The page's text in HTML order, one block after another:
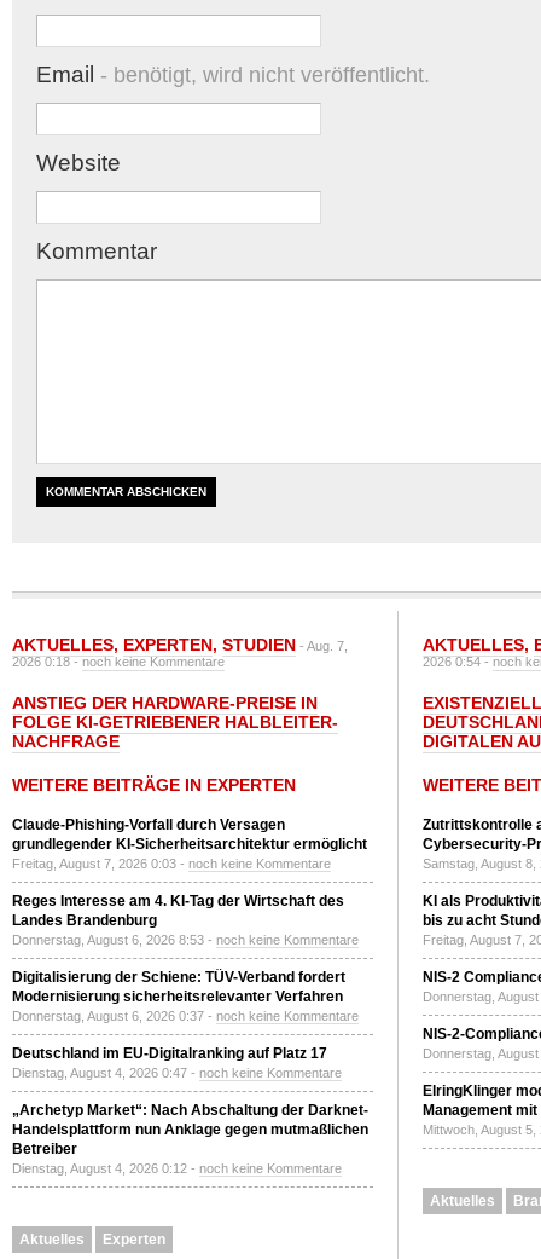
Email - benötigt, wird nicht veröffentlicht.
Website
Kommentar
AKTUELLES, EXPERTEN, STUDIEN - Aug. 7,
2026 0:18 -noch keine Kommentare
ANSTIEG DER HARDWARE-PREISE IN
FOLGE KI-GETRIEBENER HALBLEITER-
NACHFRAGE
WEITERE BEITRÄGE IN EXPERTEN
Claude-Phishing-Vorfall durch Versagen
grundlegender KI-Sicherheitsarchitektur ermöglicht
Freitag, August 7, 2026 0:03 - noch keine Kommentare
Reges Interesse am 4. KI-Tag der Wirtschaft des
Landes Brandenburg
Donnerstag, August 6, 2026 8:53 - noch keine Kommentare
Digitalisierung der Schiene: TÜV-Verband fordert
Modernisierung sicherheitsrelevanter Verfahren
Donnerstag, August 6, 2026 0:37 - noch keine Kommentare
Deutschland im EU-Digitalranking auf Platz 17
Dienstag, August 4, 2026 0:47 - noch keine Kommentare
„Archetyp Market“: Nach Abschaltung der Darknet-
Handelsplattform nun Anklage gegen mutmaßlichen
Betreiber
Dienstag, August 4, 2026 0:12 - noch keine Kommentare
Aktuelles Experten
AKTUELLES,
2026 0:54 -noch
DIGITALEN
WEITERE
Zutrittskontrolle
Cybersecurity-
Samstag, August
KI als
bis zu acht
Freitag, August 7,
NIS-2
Donnerstag,
NIS-2-
Donnerstag,
ElringKlinger
Management
Mittwoch, August
Aktuelles